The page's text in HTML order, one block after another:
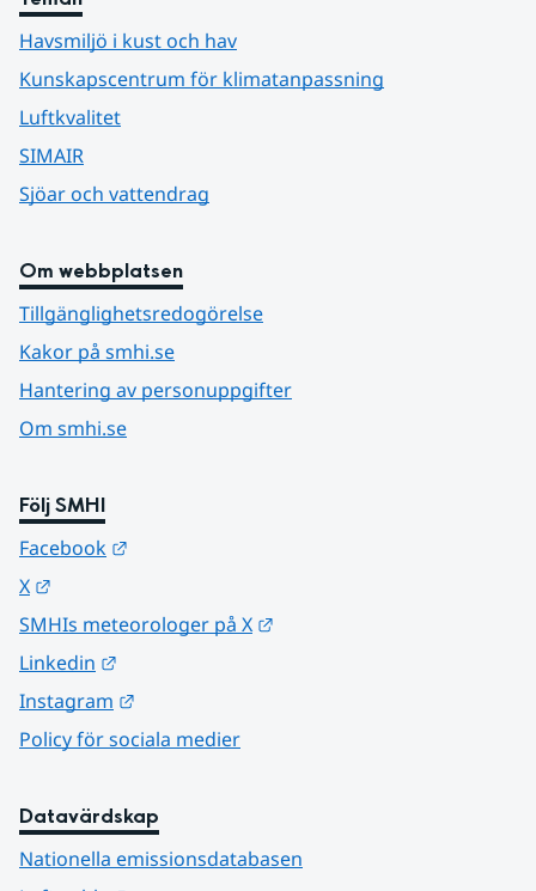
Havsmiljö i kust och hav
Kunskapscentrum för klimatanpassning
Luftkvalitet
SIMAIR
Sjöar och vattendrag
Om webbplatsen
Tillgänglighetsredogörelse
Kakor på smhi.se
Hantering av personuppgifter
Om smhi.se
Följ SMHI
Facebook
X
SMHIs meteorologer på X
Linkedin
Instagram
Policy för sociala medier
Datavärdskap
Nationella emissionsdatabasen